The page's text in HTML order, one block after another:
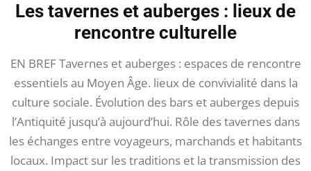
Les tavernes et auberges : lieux de
rencontre culturelle
EN BREF Tavernes et auberges : espaces de rencontre
essentiels au Moyen Âge. lieux de convivialité dans la
culture sociale. Évolution des bars et auberges depuis
l’Antiquité jusqu’à aujourd’hui. Rôle des tavernes dans
les échanges entre voyageurs, marchands et habitants
locaux. Impact sur les traditions et la transmission des